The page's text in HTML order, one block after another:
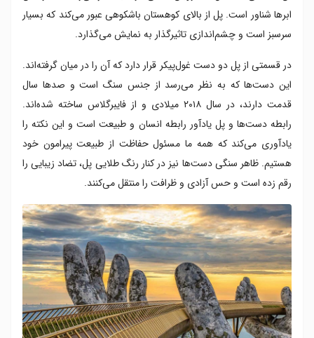
ابرها شناور است. پل از بالای کوهستان باشکوهی عبور می‌کند که بسیار
سرسبز است و چشم‌اندازی تاثیرگذار به نمایش می‌گذارد.
در قسمتی از پل دو دست غول‌پیکر قرار دارد که آن را در میان گرفته‌اند.
این دست‌ها که به نظر می‌رسد از جنس سنگ است و صدها سال
قدمت دارند، در سال ۲۰۱۸ میلادی و از فایبرگلاس ساخته شده‌اند.
رابطه دست‌ها و پل یادآور رابطه انسان و طبیعت است و این نکته را
یادآوری می‌کند که همه ما مسئول حفاظت از طبیعت پیرامون خود
هستیم. ظاهر سنگی دست‌ها نیز در کنار رنگ طلایی پل، تضاد زیبایی را
رقم زده است و حس آزادی و ظرافت را منتقل می‌کنند.